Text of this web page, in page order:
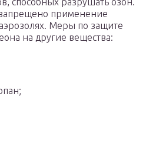
применение
Меры по защите
на другие вещества: